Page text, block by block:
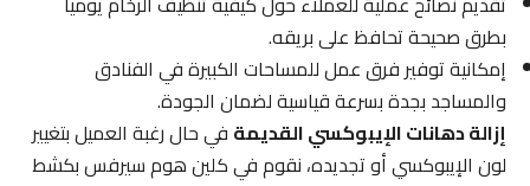
بطرق صحيحة تحافظ على بريقه.
إمكانية توفير فرق عمل للمساحات الكبيرة في الفنادق
والمساجد بجدة بسرعة قياسية لضمان الجودة.
إزالة دهانات الإيبوكسي القديمةفي حال رغبة العميل بتغيير
لون الإيبوكسي أو تجديده، نقوم في كلين هوم سيرفس بكشط